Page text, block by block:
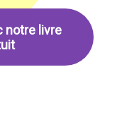
notre livre